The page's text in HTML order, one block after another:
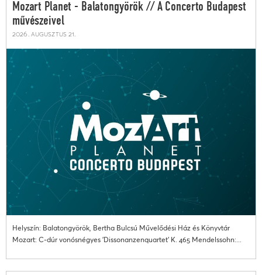
Mozart Planet - Balatongyörök // A Concerto Budapest
művészeivel
2026. augusztus 21.
Helyszín: Balatongyörök, Bertha Bulcsú Művelődési Ház és Könyvtár
Mozart: C-dúr vonósnégyes 'Dissonanzenquartet' K. 465 Mendelssohn:...